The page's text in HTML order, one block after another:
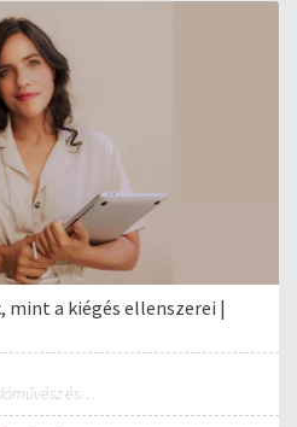
a kiégés ellenszerei |
Dalszerző, énekes, előadóművész és tréner